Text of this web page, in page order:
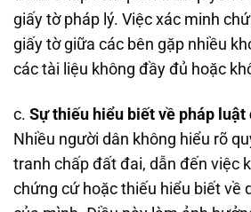
giấy tờ pháp lý. Việc xác minh
giấy tờ giữa các bên gặp nhiều
các tài liệu không đầy đủ hoặc
c. Sự thiếu hiểu biết về pháp luật
Nhiều người dân không hiểu rõ
tranh chấp đất đai, dẫn đến việc
chứng cứ hoặc thiếu hiểu biết về